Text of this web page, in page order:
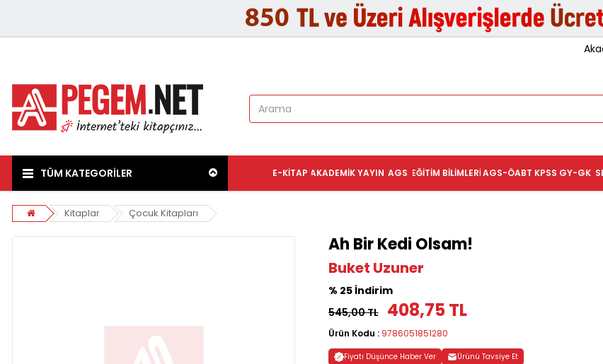
TÜM KATEGORİLER KPSS GY-GK
AGS-ÖABT
EĞITIM BILIMLERI
AGS
AKADEMIK YAYIN
E-KITAP
Kitaplar Çocuk Kitapları
Ah Bir Kedi Olsam!
Buket Uzuner
% 25 İndirim
545,00 TL
408,75 TL
Ürün Kodu : 9786051851280
Fiyatı Düşünce Haber Ver Ürünü Tavsiye Et